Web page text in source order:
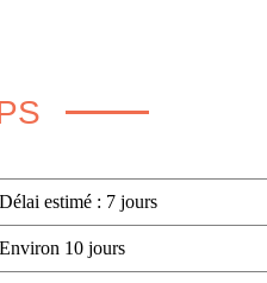
Délai estimé : 7 jours
Environ 10 jours